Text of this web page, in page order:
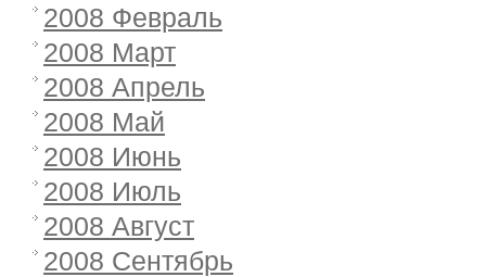
2008 Февраль
2008 Март
2008 Апрель
2008 Май
2008 Июнь
2008 Июль
2008 Август
2008 Сентябрь